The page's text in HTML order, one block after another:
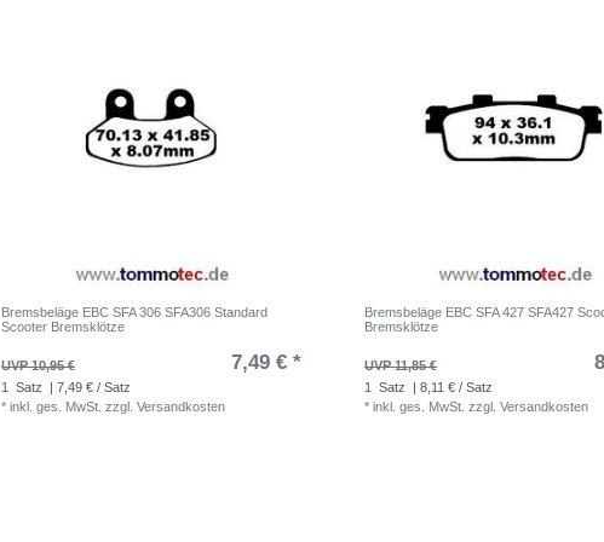
Bremsbeläge EBC SFA 306 SFA306 Standard
Scooter Bremsklötze
UVP 10,95 € 7,49 € *
1 Satz
| 7,49 € / Satz
*inkl. ges. MwSt. zzgl.Versandkosten
Bremsbeläge EBC SFA 427 SFA427
Bremsklötze
UVP 11,85 €
1 Satz
| 8,11 € / Satz
*inkl. ges. MwSt. zzgl.Versandkosten